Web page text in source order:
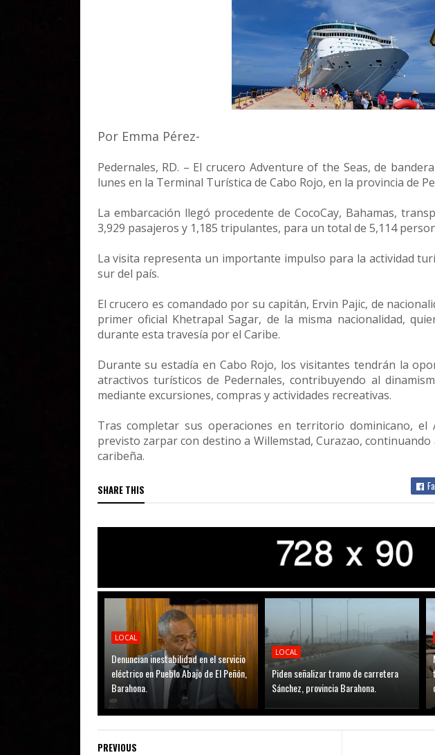
Por Emma Pérez-
Pedernales, RD. – El crucero Adventure of the Seas, de
lunes en la Terminal Turística de Cabo Rojo, en la provincia de
La embarcación llegó procedente de CocoCay, Bahamas,
3,929 pasajeros y 1,185 tripulantes, para un total de 5,114
La visita representa un importante impulso para la actividad
sur del país.
El crucero es comandado por su capitán, Ervin Pajic, de
primer oficial Khetrapal Sagar, de la misma nacionalidad,
durante esta travesía por el Caribe.
Durante su estadía en Cabo Rojo, los visitantes tendrán la
atractivos turísticos de Pedernales, contribuyendo al
mediante excursiones, compras y actividades recreativas.
Tras completar sus operaciones en territorio dominicano, el
previsto zarpar con destino a Willemstad, Curazao,
caribeña.
SHARE THIS
LOCAL
Denuncian inestabilidad en el servicio
eléctrico en Pueblo Abajo de El Peñón,
Barahona.
LOCAL
Piden señalizar tramo de carretera
Sánchez, provincia Barahona.
PREVIOUS